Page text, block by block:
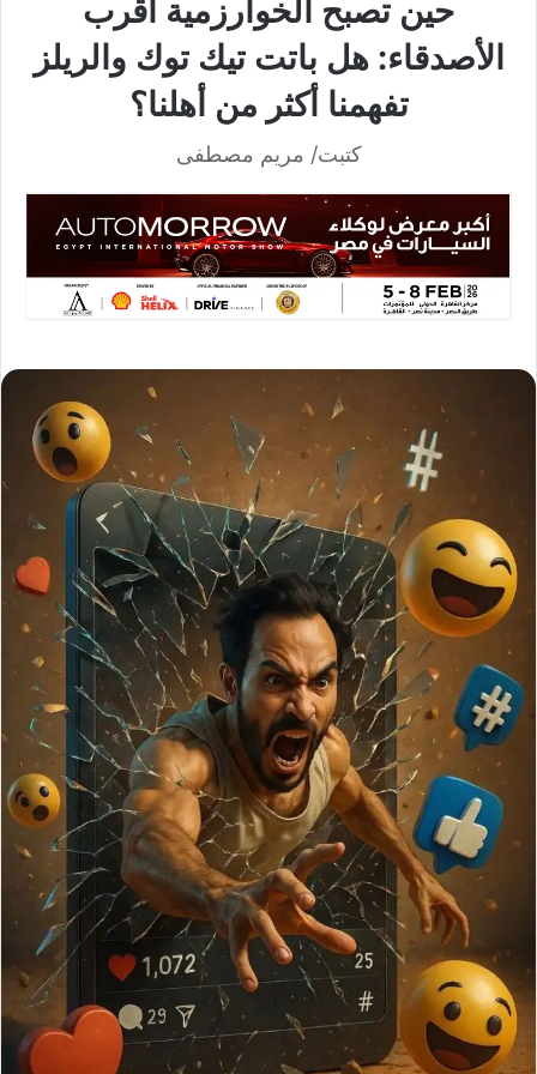
حين تصبح الخوارزمية أقرب
الأصدقاء: هل باتت تيك توك والريلز
تفهمنا أكثر من أهلنا؟
كتبت/ مريم مصطفى